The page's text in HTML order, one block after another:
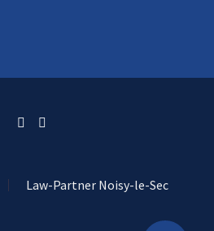
Law-Partner Noisy-le-Sec